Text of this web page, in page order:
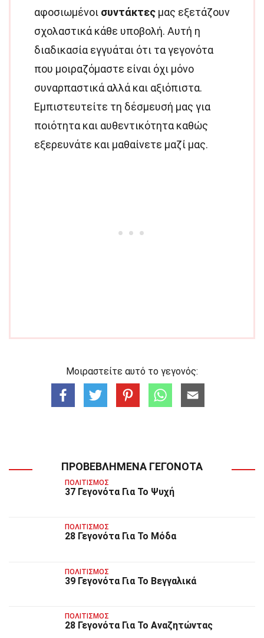
αφοσιωμένοι συντάκτες μας εξετάζουν
σχολαστικά κάθε υποβολή. Αυτή η
διαδικασία εγγυάται ότι τα γεγονότα
που μοιραζόμαστε είναι όχι μόνο
συναρπαστικά αλλά και αξιόπιστα.
Εμπιστευτείτε τη δέσμευσή μας για
ποιότητα και αυθεντικότητα καθώς
εξερευνάτε και μαθαίνετε μαζί μας.
Μοιραστείτε αυτό το γεγονός:
ΠΡΟΒΕΒΛΗΜΈΝΑ ΓΕΓΟΝΌΤΑ
ΠΟΛΙΤΙΣΜΌΣ
37 Γεγονότα Για Το Ψυχή
ΠΟΛΙΤΙΣΜΌΣ
28 Γεγονότα Για Το Μόδα
ΠΟΛΙΤΙΣΜΌΣ
39 Γεγονότα Για Το Βεγγαλικά
ΠΟΛΙΤΙΣΜΌΣ
28 Γεγονότα Για Το Αναζητώντας